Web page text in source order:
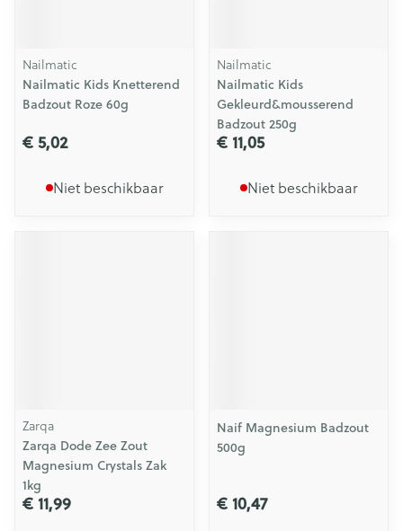
Nailmatic
Nailmatic Kids Knetterend
Badzout Roze 60g
€ 5,02
Niet beschikbaar
Nailmatic
Nailmatic Kids
Gekleurd&mousserend
Badzout 250g
€ 11,05
Niet beschikbaar
Zarqa
Zarqa Dode Zee Zout
Magnesium Crystals Zak
1kg
€ 11,99
Naif Magnesium Badzout
500g
€ 10,47